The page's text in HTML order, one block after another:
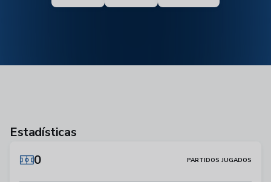
Estadísticas
0
PARTIDOS JUGADOS